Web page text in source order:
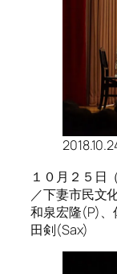
１０月２５日
／下妻市民文
和泉宏隆(P)
田剣(Sax)